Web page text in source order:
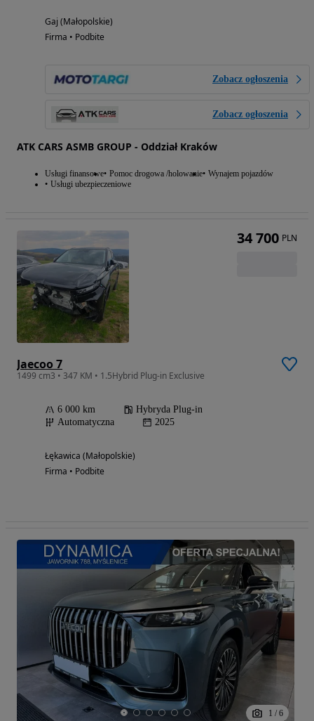
Gaj (Małopolskie)
Firma • Podbite
Zobacz ogłoszenia
Zobacz ogłoszenia
ATK CARS ASMB GROUP - Oddział Kraków
Usługi finansowe Pomoc drogowa /holowanie Wynajem pojazdów
Usługi ubezpieczeniowe
Jaecoo 7
1499 cm3 • 347 KM • 1.5Hybrid Plug-in Exclusive
6 000 km
Hybryda Plug-in
Automatyczna
2025
Łękawica (Małopolskie)
Firma • Podbite
34 700 PLN
1 / 6